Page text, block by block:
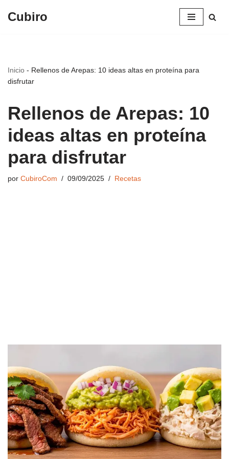
Cubiro
Inicio - Rellenos de Arepas: 10 ideas altas en proteína para
disfrutar
Rellenos de Arepas: 10
ideas altas en proteína
para disfrutar
por CubiroCom 09/09/2025 Recetas